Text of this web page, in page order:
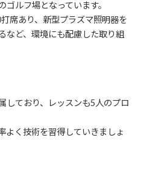
ルフ場となっています。
席あり、新型プラズマ照明器を
など、環境にも配慮した取り組
しており、レッスンも5人のプロ
よく技術を習得していきましょ